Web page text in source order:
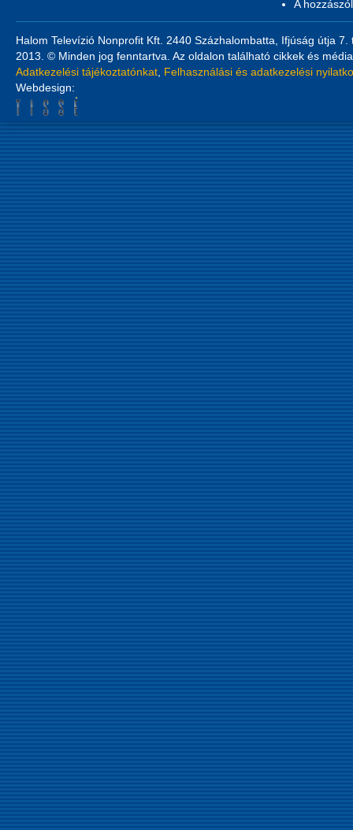
A
Halom Televízió Nonprofit Kft. 2440 Százhalombatta, Ifjúság útja
2013. © Minden jog fenntartva. Az oldalon található cikkek és
Adatkezelési tájékoztatónkat Felhasználási és adatkezelési
Webdesign: